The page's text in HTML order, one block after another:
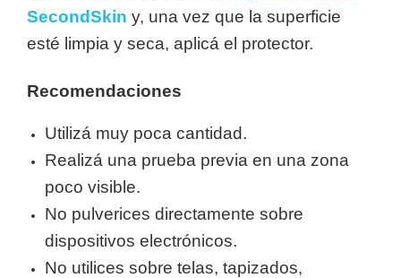
SecondSkin y, una vez que la superficie
esté limpia y seca, aplicá el protector.
Recomendaciones
Utilizá muy poca cantidad.
Realizá una prueba previa en una zona
poco visible.
No pulverices directamente sobre
dispositivos electrónicos.
No utilices sobre telas, tapizados,